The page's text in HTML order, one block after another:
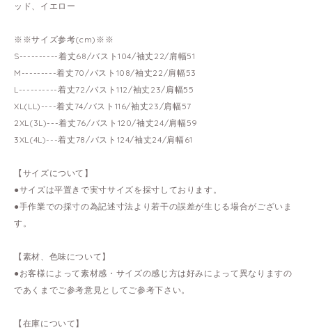
ッド、イエロー
※※サイズ参考(cm)※※
S----------着丈68/バスト104/袖丈22/肩幅51
M---------着丈70/バスト108/袖丈22/肩幅53
L----------着丈72/バスト112/袖丈23/肩幅55
XL(LL)----着丈74/バスト116/袖丈23/肩幅57
2XL(3L)---着丈76/バスト120/袖丈24/肩幅59
3XL(4L)---着丈78/バスト124/袖丈24/肩幅61
【サイズについて】
●サイズは平置きで実寸サイズを採寸しております。
●手作業での採寸の為記述寸法より若干の誤差が生じる場合がございま
す。
【素材、色味について】
●お客様によって素材感・サイズの感じ方は好みによって異なりますの
であくまでご参考意見としてご参考下さい。
【在庫について】